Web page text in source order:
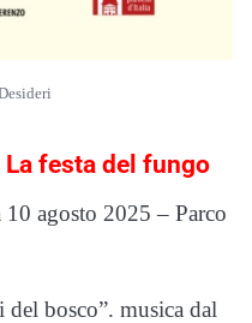
La festa del fungo
agosto 2025 – Parco
del bosco”. musica dal